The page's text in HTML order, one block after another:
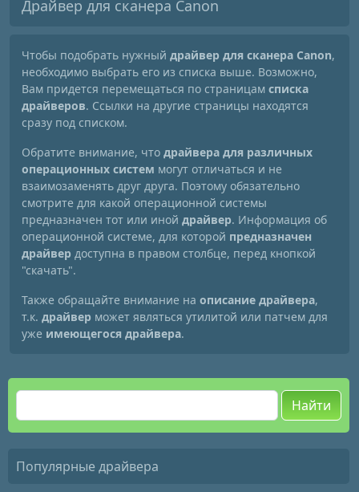
Драйвер для сканера Canon
Чтобы подобрать нужный драйвер для сканера Canon,
необходимо выбрать его из списка выше. Возможно,
Вам придется перемещаться по страницам списка
драйверов. Ссылки на другие страницы находятся
сразу под списком.
Обратите внимание, что драйвера для различных
операционных систем могут отличаться и не
взаимозаменять друг друга. Поэтому обязательно
смотрите для какой операционной системы
предназначен тот или иной драйвер. Информация об
операционной системе, для которой предназначен
драйвер доступна в правом столбце, перед кнопкой
"скачать".
Также обращайте внимание на описание драйвера,
т.к. драйвер может являться утилитой или патчем для
уже имеющегося драйвера.
Найти
Популярные драйвера